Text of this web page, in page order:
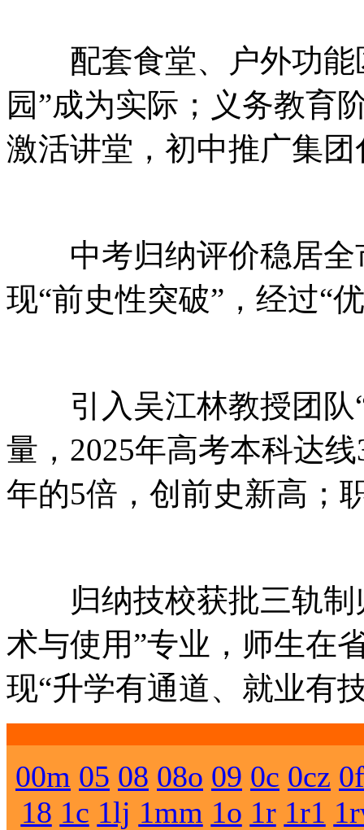
配套食堂、户外功能
园”成为实际；义务教育
激活讲堂，初中推广集
中考归纳评价稳居全
现“前史性突破”，经过“
引入吴江林教授团队“
量，2025年高考本科达
年的5倍，创前史新高；
归纳技校获批三轨制
术与使用”专业，师生在
现“升学有通道、就业有
00m 05 08 08o 09 0c 0cz 0f
18 1c 1lj 1mm 1o 1r 1r1